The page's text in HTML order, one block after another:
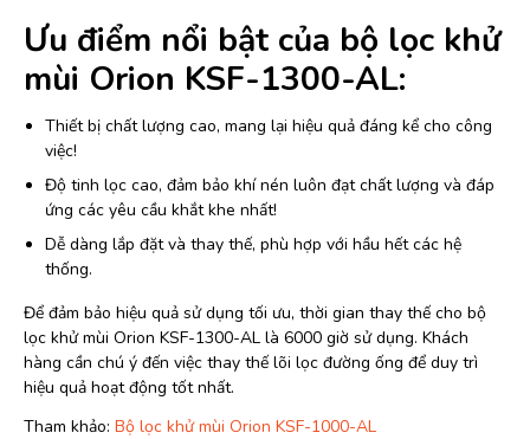
Ưu điểm nổi bật của bộ lọc khử
mùi Orion KSF-1300-AL:
Thiết bị chất lượng cao, mang lại hiệu quả đáng kể cho công
việc!
Độ tinh lọc cao, đảm bảo khí nén luôn đạt chất lượng và đáp
ứng các yêu cầu khắt khe nhất!
Dễ dàng lắp đặt và thay thế, phù hợp với hầu hết các hệ
thống.
Để đảm bảo hiệu quả sử dụng tối ưu, thời gian thay thế cho bộ
lọc khử mùi Orion KSF-1300-AL là 6000 giờ sử dụng. Khách
hàng cần chú ý đến việc thay thế lõi lọc đường ống để duy trì
hiệu quả hoạt động tốt nhất.
Tham khảo: Bộ lọc khử mùi Orion KSF-1000-AL